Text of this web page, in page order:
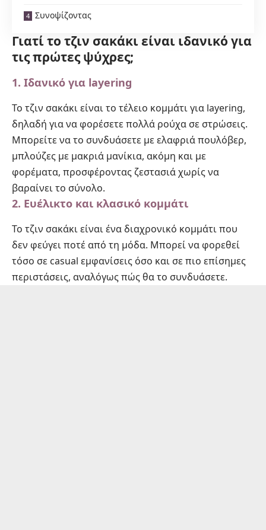
Συνοψίζοντας
Γιατί το τζιν σακάκι είναι ιδανικό για
τις πρώτες ψύχρες;
1. Ιδανικό για layering
Το τζιν σακάκι είναι το τέλειο κομμάτι για layering,
δηλαδή για να φορέσετε πολλά ρούχα σε στρώσεις.
Μπορείτε να το συνδυάσετε με ελαφριά πουλόβερ,
μπλούζες με μακριά μανίκια, ακόμη και με
φορέματα, προσφέροντας ζεστασιά χωρίς να
βαραίνει το σύνολο.
2. Ευέλικτο και κλασικό κομμάτι
Το τζιν σακάκι είναι ένα διαχρονικό κομμάτι που
δεν φεύγει ποτέ από τη μόδα. Μπορεί να φορεθεί
τόσο σε casual εμφανίσεις όσο και σε πιο επίσημες
περιστάσεις, αναλόγως πώς θα το συνδυάσετε.